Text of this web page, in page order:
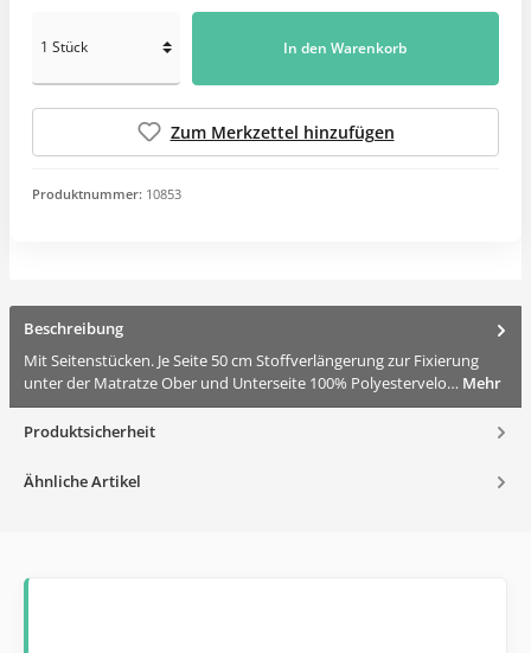
In den Warenkorb
Zum Merkzettel hinzufügen
Produktnummer: 10853
Beschreibung
Mit Seitenstücken. Je Seite 50 cm Stoffverlängerung zur Fixierung
unter der Matratze Ober und Unterseite 100% Polyestervelo… Mehr
Produktsicherheit
Ähnliche Artikel